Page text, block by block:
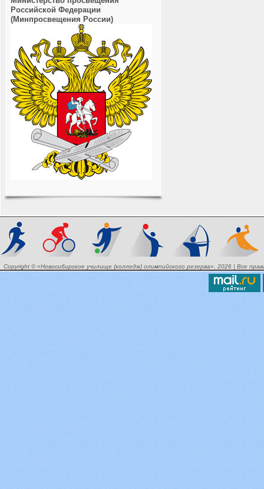
Российской Федерации
(Минпросвещения России)
Copyright © «Новосибирское училище (колледж) олимпийского резерва», 2026 | Все